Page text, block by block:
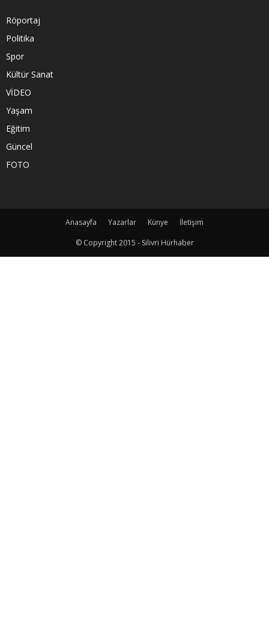
Röportaj
Politika
Spor
Kültür Sanat
VİDEO
Yaşam
Eğitim
Güncel
FOTO
Anasayfa Yazarlar Künye
İletişim
© Copyright 2015 - Silivri Hürhaber